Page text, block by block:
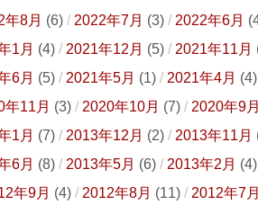
年8月 (6) 2022年7月 (3) 2022年6月
1月 (4) 2021年12月 (5) 2021年11月
6月 (5) 2021年5月 (1) 2021年4月 (4)
年11月 (3) 2020年10月 (7) 2020年9月
1月 (7) 2013年12月 (2) 2013年11月
6月 (8) 2013年5月 (6) 2013年2月 (4)
年9月 (4) 2012年8月 (11) 2012年7月